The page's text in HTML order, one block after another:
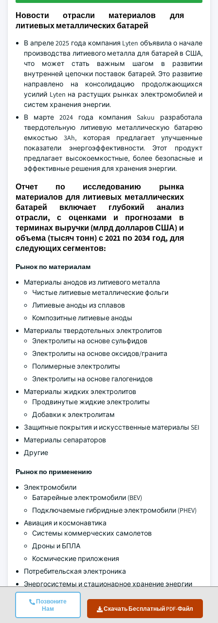
Позвоните
Нам
Скачать Бесплатный PDF-Файл
Новости отрасли материалов для
литиевых металлических батарей
В апреле 2025 года компания Lyten объявила о начале
производства литиевого металла для батарей в США,
что может стать важным шагом в развитии
внутренней цепочки поставок батарей. Это развитие
направлено на консолидацию продолжающихся
усилий Lyten на растущих рынках электромобилей и
систем хранения энергии.
В марте 2024 года компания Sakuu разработала
твердотельную литиевую металлическую батарею
емкостью 3Ah, которая предлагает улучшенные
показатели энергоэффективности. Этот продукт
предлагает высокоемкостные, более безопасные и
эффективные решения для хранения энергии.
Отчет по исследованию рынка
материалов для литиевых металлических
батарей включает глубокий анализ
отрасли, с оценками и прогнозами в
терминах выручки (млрд долларов США) и
объема (тысяч тонн) с 2021 по 2034 год, для
следующих сегментов:
Рынок по материалам
Материалы анодов из литиевого металла
Чистые литиевые металлические фольги
Литиевые аноды из сплавов
Композитные литиевые аноды
Материалы твердотельных электролитов
Электролиты на основе сульфидов
Электролиты на основе оксидов/гранита
Полимерные электролиты
Электролиты на основе галогенидов
Материалы жидких электролитов
Продвинутые жидкие электролиты
Добавки к электролитам
Защитные покрытия и искусственные материалы SEI
Материалы сепараторов
Другие
Рынок по применению
Электромобили
Батарейные электромобили (BEV)
Подключаемые гибридные электромобили (PHEV)
Авиация и космонавтика
Системы коммерческих самолетов
Дроны и БПЛА
Космические приложения
Потребительская электроника
Энергосистемы и стационарное хранение энергии
Медицинские устройства
Морские и морские приложения